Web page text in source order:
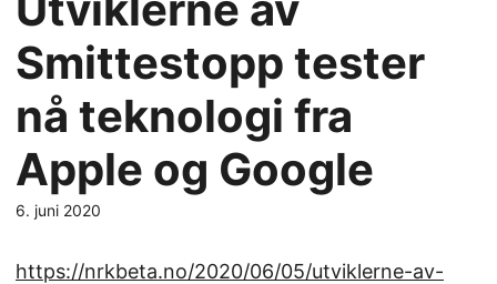
Smittestopp tester
nå teknologi fra
Apple og Google
6. juni 2020
https://nrkbeta.no/2020/06/05/utviklerne-av-